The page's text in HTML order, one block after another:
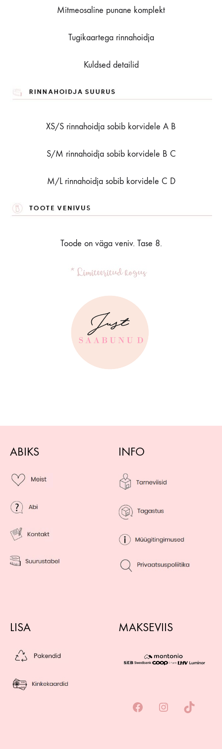
Mitmeosaline punane komplekt
Tugikaartega rinnahoidja
Kuldsed detailid
XS/S rinnahoidja sobib korvidele A B
S/M rinnahoidja sobib korvidele B C
M/L rinnahoidja sobib korvidele C D
Toode on väga veniv. Tase 8.
ABIKS INFO
LISA MAKSEVIIS